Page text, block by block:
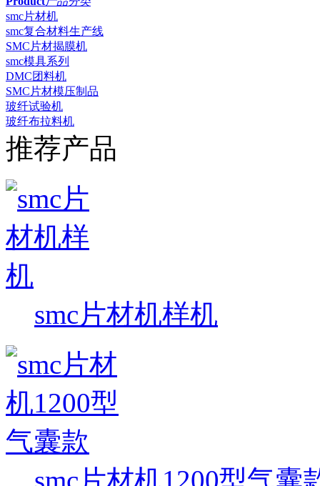
smc片材机
smc复合材料生产线
SMC片材揭膜机
smc模具系列
DMC团料机
SMC片材模压制品
玻纤试验机
玻纤布拉料机
推荐产品
smc片材机样机
smc片材机1200型气囊